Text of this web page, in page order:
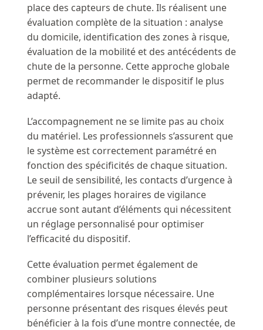
place des capteurs de chute. Ils réalisent une
évaluation complète de la situation : analyse
du domicile, identification des zones à risque,
évaluation de la mobilité et des antécédents de
chute de la personne. Cette approche globale
permet de recommander le dispositif le plus
adapté.
L’accompagnement ne se limite pas au choix
du matériel. Les professionnels s’assurent que
le système est correctement paramétré en
fonction des spécificités de chaque situation.
Le seuil de sensibilité, les contacts d’urgence à
prévenir, les plages horaires de vigilance
accrue sont autant d’éléments qui nécessitent
un réglage personnalisé pour optimiser
l’efficacité du dispositif.
Cette évaluation permet également de
combiner plusieurs solutions
complémentaires lorsque nécessaire. Une
personne présentant des risques élevés peut
bénéficier à la fois d’une montre connectée, de